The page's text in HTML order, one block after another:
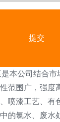
提交
本公司结合
范围广，强度
喷漆工艺、有
的氯水、废水